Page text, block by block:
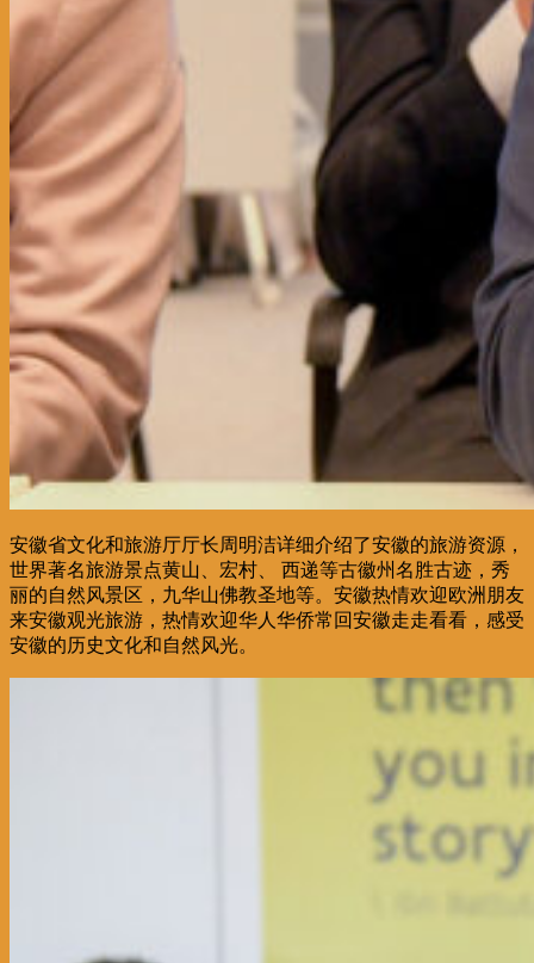
安徽省文化和旅游厅厅长周明洁详细介绍了安徽的旅游资源，
世界著名旅游景点黄山、宏村、 西递等古徽州名胜古迹，秀
丽的自然风景区，九华山佛教圣地等。安徽热情欢迎欧洲朋友
来安徽观光旅游，热情欢迎华人华侨常回安徽走走看看，感受
安徽的历史文化和自然风光。